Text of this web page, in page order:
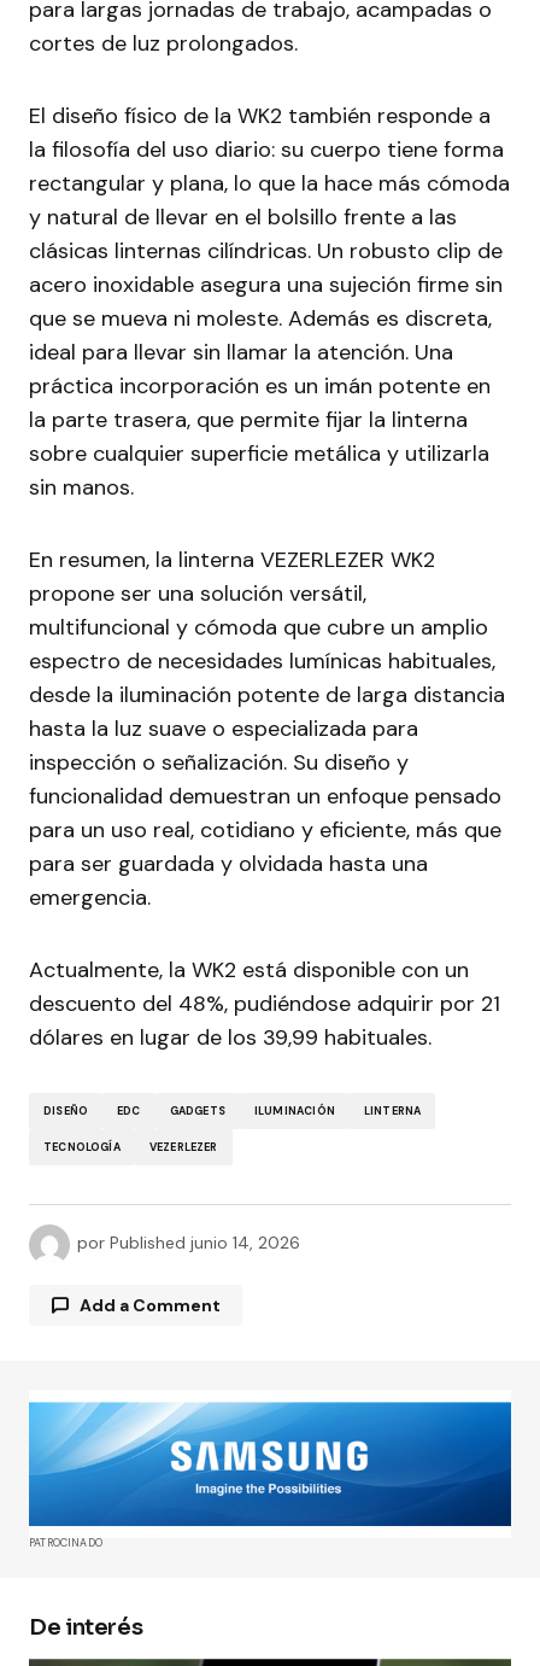
para largas jornadas de trabajo, acampadas o
cortes de luz prolongados.
El diseño físico de la WK2 también responde a
la filosofía del uso diario: su cuerpo tiene forma
rectangular y plana, lo que la hace más cómoda
y natural de llevar en el bolsillo frente a las
clásicas linternas cilíndricas. Un robusto clip de
acero inoxidable asegura una sujeción firme sin
que se mueva ni moleste. Además es discreta,
ideal para llevar sin llamar la atención. Una
práctica incorporación es un imán potente en
la parte trasera, que permite fijar la linterna
sobre cualquier superficie metálica y utilizarla
sin manos.
En resumen, la linterna VEZERLEZER WK2
propone ser una solución versátil,
multifuncional y cómoda que cubre un amplio
espectro de necesidades lumínicas habituales,
desde la iluminación potente de larga distancia
hasta la luz suave o especializada para
inspección o señalización. Su diseño y
funcionalidad demuestran un enfoque pensado
para un uso real, cotidiano y eficiente, más que
para ser guardada y olvidada hasta una
emergencia.
Actualmente, la WK2 está disponible con un
descuento del 48%, pudiéndose adquirir por 21
dólares en lugar de los 39,99 habituales.
DISEÑO EDC GADGETS ILUMINACIÓN LINTERNA
TECNOLOGÍA VEZERLEZER
por Published junio 14, 2026
Add a Comment
Tu dirección de correo electrónico no será
publicada.Los campos obligatorios están
marcados con*
Comment*
PATROCINADO
De interés